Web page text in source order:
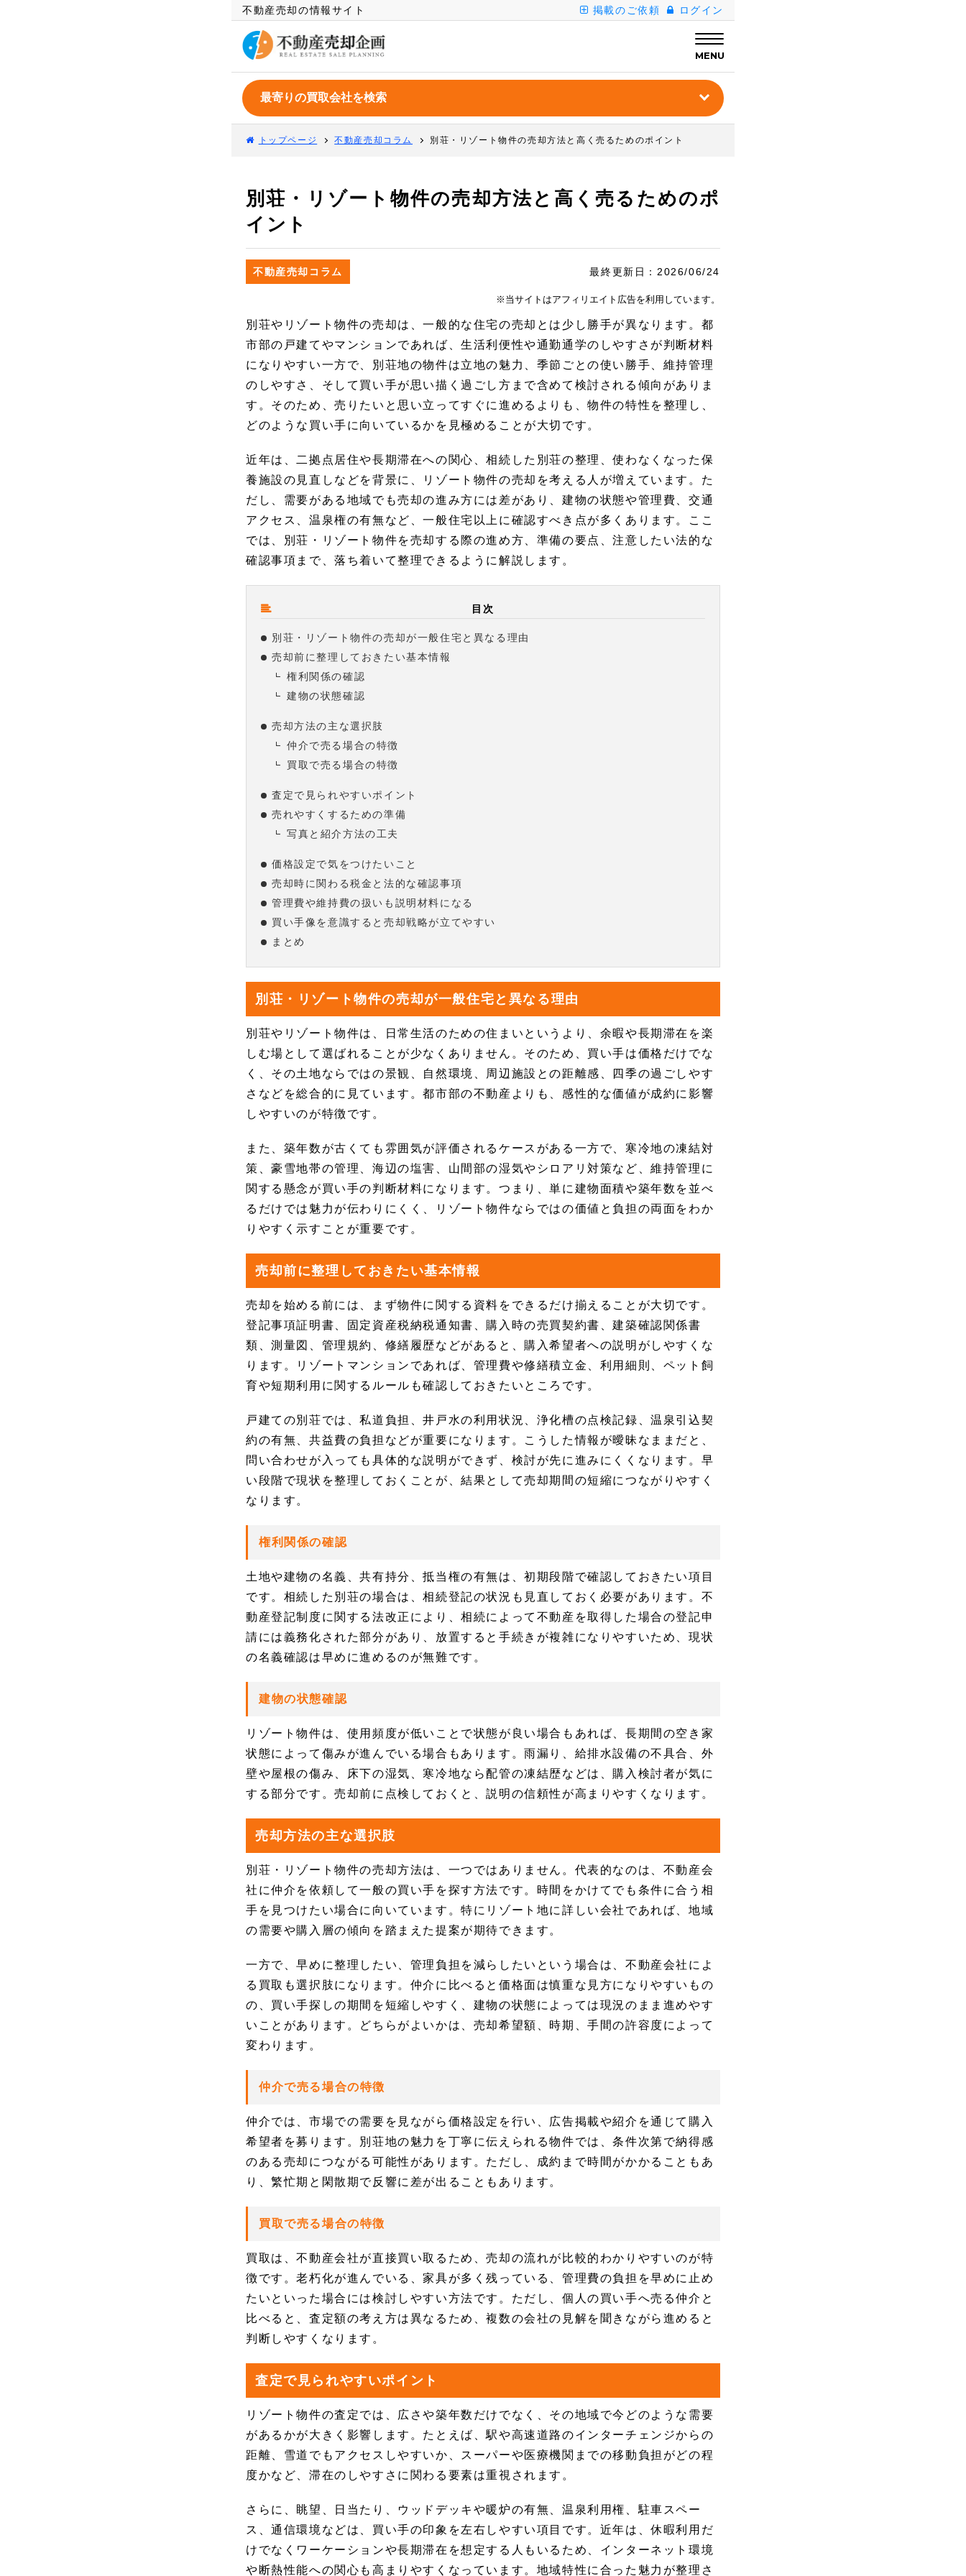
不動産売却の情報サイト 掲載のご依頼 ログイン
MENU
トップページ 不動産売却コラム 別荘・リゾート物件の売却方法と高く売るためのポイント
別荘・リゾート物件の売却方法と高く売るためのポ
イント
不動産売却コラム 最終更新日： 2026/06/24
※当サイトはアフィリエイト広告を利用しています。
別荘やリゾート物件の売却は、一般的な住宅の売却とは少し勝手が異なります。都
市部の戸建てやマンションであれば、生活利便性や通勤通学のしやすさが判断材料
になりやすい一方で、別荘地の物件は立地の魅力、季節ごとの使い勝手、維持管理
のしやすさ、そして買い手が思い描く過ごし方まで含めて検討される傾向がありま
す。そのため、売りたいと思い立ってすぐに進めるよりも、物件の特性を整理し、
どのような買い手に向いているかを見極めることが大切です。
近年は、二拠点居住や長期滞在への関心、相続した別荘の整理、使わなくなった保
養施設の見直しなどを背景に、リゾート物件の売却を考える人が増えています。た
だし、需要がある地域でも売却の進み方には差があり、建物の状態や管理費、交通
アクセス、温泉権の有無など、一般住宅以上に確認すべき点が多くあります。ここ
では、別荘・リゾート物件を売却する際の進め方、準備の要点、注意したい法的な
確認事項まで、落ち着いて整理できるように解説します。
目次
別荘・リゾート物件の売却が一般住宅と異なる理由
売却前に整理しておきたい基本情報
権利関係の確認
建物の状態確認
売却方法の主な選択肢
仲介で売る場合の特徴
買取で売る場合の特徴
査定で見られやすいポイント
売れやすくするための準備
写真と紹介方法の工夫
価格設定で気をつけたいこと
売却時に関わる税金と法的な確認事項
管理費や維持費の扱いも説明材料になる
買い手像を意識すると売却戦略が立てやすい
まとめ
別荘・リゾート物件の売却が一般住宅と異なる理由
別荘やリゾート物件は、日常生活のための住まいというより、余暇や長期滞在を楽
しむ場として選ばれることが少なくありません。そのため、買い手は価格だけでな
く、その土地ならではの景観、自然環境、周辺施設との距離感、四季の過ごしやす
さなどを総合的に見ています。都市部の不動産よりも、感性的な価値が成約に影響
しやすいのが特徴です。
また、築年数が古くても雰囲気が評価されるケースがある一方で、寒冷地の凍結対
策、豪雪地帯の管理、海辺の塩害、山間部の湿気やシロアリ対策など、維持管理に
関する懸念が買い手の判断材料になります。つまり、単に建物面積や築年数を並べ
るだけでは魅力が伝わりにくく、リゾート物件ならではの価値と負担の両面をわか
りやすく示すことが重要です。
売却前に整理しておきたい基本情報
売却を始める前には、まず物件に関する資料をできるだけ揃えることが大切です。
登記事項証明書、固定資産税納税通知書、購入時の売買契約書、建築確認関係書
類、測量図、管理規約、修繕履歴などがあると、購入希望者への説明がしやすくな
ります。リゾートマンションであれば、管理費や修繕積立金、利用細則、ペット飼
育や短期利用に関するルールも確認しておきたいところです。
戸建ての別荘では、私道負担、井戸水の利用状況、浄化槽の点検記録、温泉引込契
約の有無、共益費の負担などが重要になります。こうした情報が曖昧なままだと、
問い合わせが入っても具体的な説明ができず、検討が先に進みにくくなります。早
い段階で現状を整理しておくことが、結果として売却期間の短縮につながりやすく
なります。
権利関係の確認
土地や建物の名義、共有持分、抵当権の有無は、初期段階で確認しておきたい項目
です。相続した別荘の場合は、相続登記の状況も見直しておく必要があります。不
動産登記制度に関する法改正により、相続によって不動産を取得した場合の登記申
請には義務化された部分があり、放置すると手続きが複雑になりやすいため、現状
の名義確認は早めに進めるのが無難です。
建物の状態確認
リゾート物件は、使用頻度が低いことで状態が良い場合もあれば、長期間の空き家
状態によって傷みが進んでいる場合もあります。雨漏り、給排水設備の不具合、外
壁や屋根の傷み、床下の湿気、寒冷地なら配管の凍結歴などは、購入検討者が気に
する部分です。売却前に点検しておくと、説明の信頼性が高まりやすくなります。
売却方法の主な選択肢
別荘・リゾート物件の売却方法は、一つではありません。代表的なのは、不動産会
社に仲介を依頼して一般の買い手を探す方法です。時間をかけてでも条件に合う相
手を見つけたい場合に向いています。特にリゾート地に詳しい会社であれば、地域
の需要や購入層の傾向を踏まえた提案が期待できます。
一方で、早めに整理したい、管理負担を減らしたいという場合は、不動産会社によ
る買取も選択肢になります。仲介に比べると価格面は慎重な見方になりやすいもの
の、買い手探しの期間を短縮しやすく、建物の状態によっては現況のまま進めやす
いことがあります。どちらがよいかは、売却希望額、時期、手間の許容度によって
変わります。
仲介で売る場合の特徴
仲介では、市場での需要を見ながら価格設定を行い、広告掲載や紹介を通じて購入
希望者を募ります。別荘地の魅力を丁寧に伝えられる物件では、条件次第で納得感
のある売却につながる可能性があります。ただし、成約まで時間がかかることもあ
り、繁忙期と閑散期で反響に差が出ることもあります。
買取で売る場合の特徴
買取は、不動産会社が直接買い取るため、売却の流れが比較的わかりやすいのが特
徴です。老朽化が進んでいる、家具が多く残っている、管理費の負担を早めに止め
たいといった場合には検討しやすい方法です。ただし、個人の買い手へ売る仲介と
比べると、査定額の考え方は異なるため、複数の会社の見解を聞きながら進めると
判断しやすくなります。
査定で見られやすいポイント
リゾート物件の査定では、広さや築年数だけでなく、その地域で今どのような需要
があるかが大きく影響します。たとえば、駅や高速道路のインターチェンジからの
距離、雪道でもアクセスしやすいか、スーパーや医療機関までの移動負担がどの程
度かなど、滞在のしやすさに関わる要素は重視されます。
さらに、眺望、日当たり、ウッドデッキや暖炉の有無、温泉利用権、駐車スペー
ス、通信環境などは、買い手の印象を左右しやすい項目です。近年は、休暇利用だ
けでなくワーケーションや長期滞在を想定する人もいるため、インターネット環境
や断熱性能への関心も高まりやすくなっています。地域特性に合った魅力が整理さ